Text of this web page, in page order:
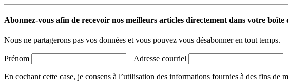
Abonnez-vous afin de recevoir nos meilleurs articles directement dans votre boîte
Nous ne partagerons pas vos données et vous pouvez vous désabonner en tout temps.
Prénom Adresse courriel
En cochant cette case, je consens à l’utilisation des informations fournies à des fins de